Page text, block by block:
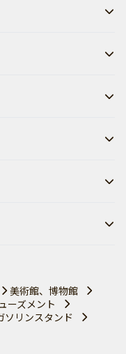
美術館、博物館
ーズメント
ソリンスタンド